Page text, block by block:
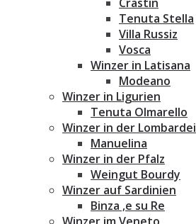
Crastin
Tenuta Stella
Villa Russiz
Vosca
Winzer in Latisana
Modeano
Winzer in Ligurien
Tenuta Olmarello
Winzer in der Lombardei
Manuelina
Winzer in der Pfalz
Weingut Bourdy
Winzer auf Sardinien
Binza ‚e su Re